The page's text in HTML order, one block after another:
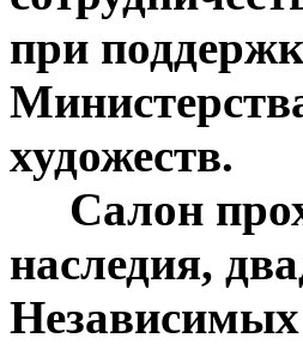
при
художеств.
Салон
наследия,
Независимых